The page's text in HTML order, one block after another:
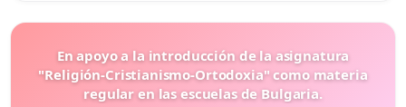
En apoyo a la introducción de la asignatura
"Religión-Cristianismo-Ortodoxia" como materia
regular en las escuelas de Bulgaria.